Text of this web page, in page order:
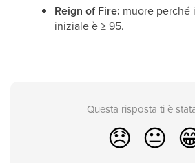
Reign of Fire: muore perché
iniziale è ≥ 95.
Questa risposta ti è
😞 😐